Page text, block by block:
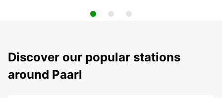
Discover our popular stations
around Paarl